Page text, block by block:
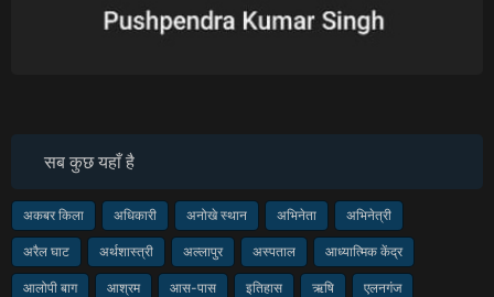
सब कुछ यहाँ है
अकबर किला अधिकारी अनोखे स्थान अभिनेता अभिनेत्री
अरैल घाट अर्थशास्त्री अल्लापुर अस्पताल आध्यात्मिक केंद्र
आलोपी बाग आश्रम आस-पास इतिहास ऋषि एलनगंज